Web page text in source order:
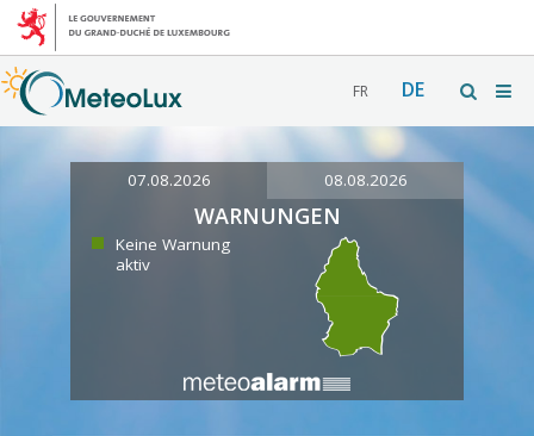
FR DE
07.08.2026 08.08.2026
WARNUNGEN
Keine Warnung
aktiv